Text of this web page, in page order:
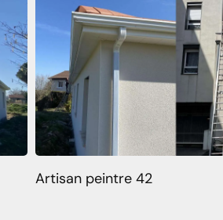
Artisan peintre 42